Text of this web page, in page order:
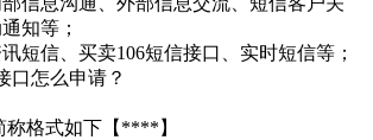
知等；
短信、买卖106短信接口、实时短信等；
口怎么申请？
格式如下【****】